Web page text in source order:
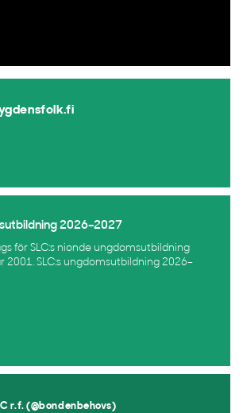
2026–2027
för SLC:s nionde ungdomsutbildning
2001. SLC:s ungdomsutbildning 2026–
r.f. (@bondenbehovs)